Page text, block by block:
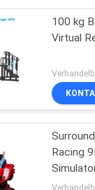
100 kg
Virtual
Racing